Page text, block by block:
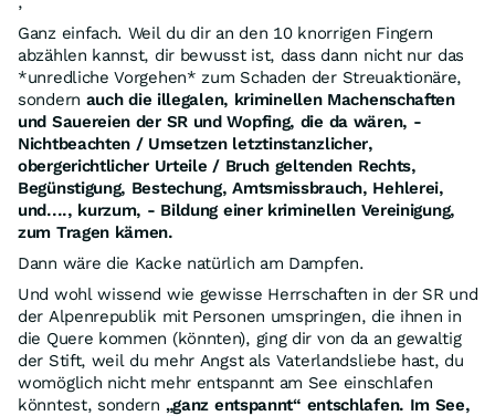
Ganz einfach. Weil du dir an den 10 knorrigen Fingern
abzählen kannst, dir bewusst ist, dass dann nicht nur das
*unredliche Vorgehen* zum Schaden der Streuaktionäre,
sondern auch die illegalen, kriminellen Machenschaften
und Sauereien der SR und Wopfing, die da wären, -
Nichtbeachten / Umsetzen letztinstanzlicher,
obergerichtlicher Urteile / Bruch geltenden Rechts,
Begünstigung, Bestechung, Amtsmissbrauch, Hehlerei,
und...., kurzum, - Bildung einer kriminellen Vereinigung,
zum Tragen kämen.
Dann wäre die Kacke natürlich am Dampfen.
Und wohl wissend wie gewisse Herrschaften in der SR und
der Alpenrepublik mit Personen umspringen, die ihnen in
die Quere kommen (könnten), ging dir von da an gewaltig
der Stift, weil du mehr Angst als Vaterlandsliebe hast, du
womöglich nicht mehr entspannt am See einschlafen
könntest, sondern „ganz entspannt“ entschlafen. Im See,